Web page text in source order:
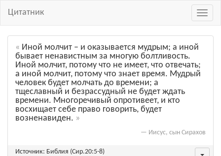
Цитатник
Иной молчит – и оказывается мудрым; а иной
бывает ненавистным за многую болтливость.
Иной молчит, потому что не имеет, что отвечать;
а иной молчит, потому что знает время. Мудрый
человек будет молчать до времени; а
тщеславный и безрассудный не будет ждать
времени. Многоречивый опротивеет, и кто
восхищает себе право говорить, будет
возненавиден.
— Иисус, сын Сирахов
Источник: Библия (Сир.20:5-8)